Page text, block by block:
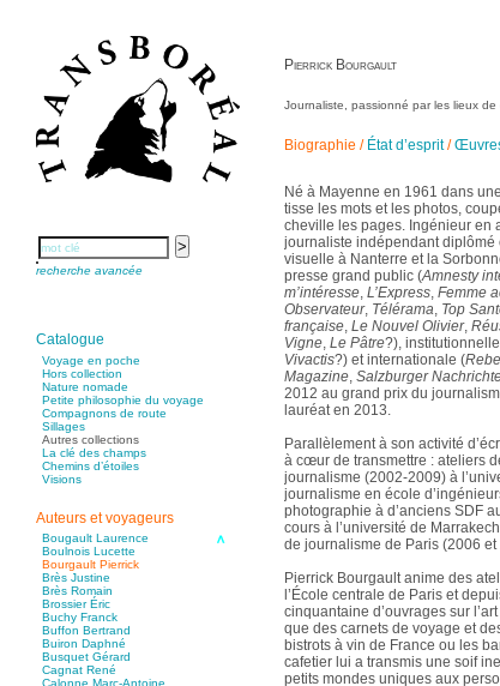
recherche avancée
Catalogue
Voyage en poche
Hors collection
Nature nomade
Petite philosophie du voyage
Compagnons de route
Sillages
Autres collections
La clé des champs
Chemins d’étoiles
Visions
Auteurs et voyageurs
Allano Joël
Allix Stéphane
Apprill Christophe
Ardillier-Carras Françoise
Arnould Jacques
Arseniev Vladimir
Aubertel Pierre-Marie
Béjanin Emmanuel
Bérard Géraldine
Baldit de Barral Siméon
Balen Noël
Bastide Fabien
Baudin Julie
Baujard Jacques
Bazin Sylvain
Benoist Yann
Bertrandy Antoine
Bezsonov Youri
Bideau Michel-Cosme
Billard Yannick
Blanchet Anne-Lise
Bluntzer Christophe
Bobin Mathieu
Boch Anne-Laure
Boch Julie
Boclet-Weller Robin
Bonnem Éric
Boudart Jean-Louis
Bougault Laurence
Boulnois Lucette
Bourgault Pierrick
Brès Justine
Brès Romain
Brossier Éric
Buchy Franck
Buffon Bertrand
Buiron Daphné
Busquet Gérard
Cagnat René
Calonne Marc-Antoine
Pierrick Bourgault
Journaliste, passionné par les lieux de
Biographie / État d’esprit/
Né à Mayenne en 1961 dans
tisse les mots et les photos,
cheville les pages. Ingénieur en
journaliste indépendant diplômé
visuelle à Nanterre et la
presse grand public (Amnesty
m’intéresse, L’Express, Femme
Observateur, Télérama, Top
française, Le Nouvel Olivier,
Vigne, Le Pâtre?),
Vivactis?) et internationale (
Magazine, Salzburger
2012 au grand prix du
lauréat en 2013.
Parallèlement à son activité
à cœur de transmettre : ateliers
journalisme (2002-2009) à
journalisme en école
photographie à d’anciens SDF
cours à l’université de
de journalisme de Paris (2006 et
Pierrick Bourgault anime des
l’École centrale de Paris et
cinquantaine d’ouvrages sur
que des carnets de voyage et
bistrots à vin de France ou les
cafetier lui a transmis une soif
petits mondes uniques aux